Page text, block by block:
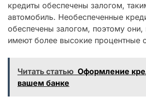
кредиты обеспечены залогом,
автомобиль. Необеспеченные
обеспечены залогом, поэтому они,
имеют более высокие процентные
Читать статью Оформление
вашем банке